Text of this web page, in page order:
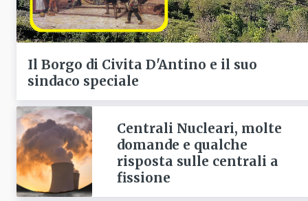
Il Borgo di Civita D'Antino e il suo
sindaco speciale
Centrali Nucleari, molte
domande e qualche
risposta sulle centrali a
fissione